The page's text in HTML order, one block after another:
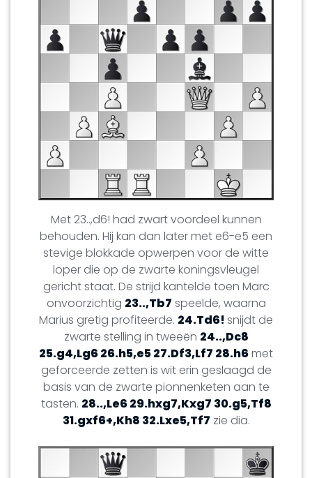
Met 23..,d6! had zwart voordeel kunnen
behouden. Hij kan dan later met e6-e5 een
stevige blokkade opwerpen voor de witte
loper die op de zwarte koningsvleugel
gericht staat. De strijd kantelde toen Marc
onvoorzichtig 23..,Tb7 speelde, waarna
Marius gretig profiteerde. 24.Td6!snijdt de
zwarte stelling in tweeën 24..,Dc8
25.g4,Lg6 26.h5,e5 27.Df3,Lf7 28.h6met
geforceerde zetten is wit erin geslaagd de
basis van de zwarte pionnenketen aan te
tasten. 28..,Le6 29.hxg7,Kxg7 30.g5,Tf8
31.gxf6+,Kh8 32.Lxe5,Tf7 zie dia.